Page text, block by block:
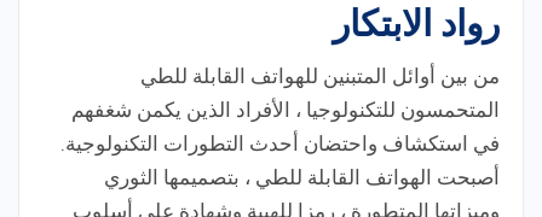
رواد الابتكار
من بين أوائل المتبنين للهواتف القابلة للطي
المتحمسون للتكنولوجيا ، الأفراد الذين يكمن شغفهم
في استكشاف واحتضان أحدث التطورات التكنولوجية.
أصبحت الهواتف القابلة للطي ، بتصميمها الثوري
وميزاتها المتطورة ، رمزا للهيبة وشهادة على أسلوب